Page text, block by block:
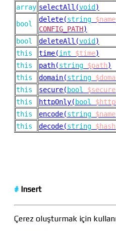
array selectAll(void )
bool
delete(string $name
CONFIG_PATH)
bool
deleteAll(void )
this
time(int $time)
this
path(string $path)
this
domain(string
this
secure( bool $secure
this
httpOnly( bool
this
encode(string $name
this
decode(string $hash
# Insert
Çerez oluşturmak için